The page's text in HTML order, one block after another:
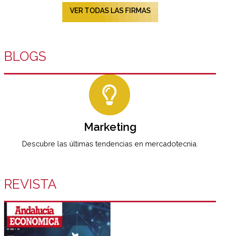
VER TODAS LAS FIRMAS
BLOGS
Marketing
Descubre las últimas tendencias en mercadotecnia.
REVISTA